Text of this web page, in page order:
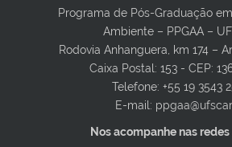
Programa de Pós-Graduação
Ambiente – PPGAA –
Rodovia Anhanguera, km 174 –
Caixa Postal: 153 - CEP:
Telefone: +55 19 3543
E-mail:
Nos acompanhe nas